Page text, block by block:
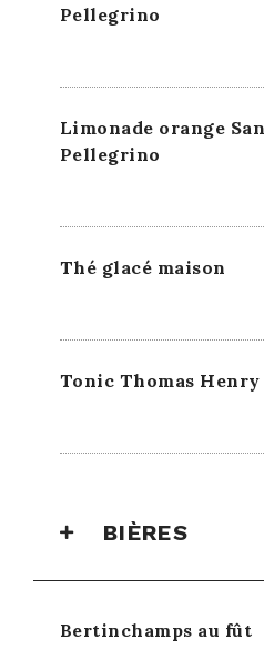
Pellegrino
Limonade orange San
Pellegrino
Thé glacé maison
Tonic Thomas Henry
BIÈRES
Bertinchamps au fût